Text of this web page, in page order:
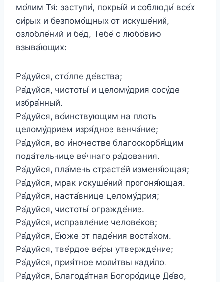
мо́лим Тя́: заступи́, покры́й и соблюди́ все́х
си́рых и безпомо́щных от искуше́ний,
озлобле́ний и бе́д, Тебе́ с любо́вию
взыва́ющих:
Ра́дуйся, сто́лпе де́вства;
Ра́дуйся, чистоты́ и целому́дрия сосу́де
избра́нный.
Ра́дуйся, во́инствующим на плоть
целому́дрием изря́дное венча́ние;
Ра́дуйся, во и́ночестве благоскорбя́щим
пода́тельнице ве́чнаго ра́дования.
Ра́дуйся, пла́мень страсте́й изменя́ющая;
Ра́дуйся, мрак искуше́ний прогоня́ющая.
Ра́дуйся, наста́внице целому́дрия;
Ра́дуйся, чистоты́ огражде́ние.
Ра́дуйся, исправле́ние челове́ков;
Ра́дуйся, Е́юже от паде́ния воста́хом.
Ра́дуйся, тве́рдое ве́ры утвержде́ние;
Ра́дуйся, прия́тное моли́твы кади́ло.
Ра́дуйся, Благода́тная Богоро́дице Де́во,